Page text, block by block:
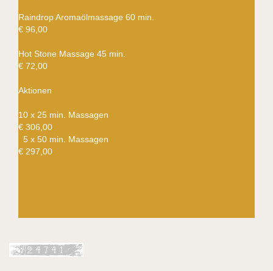
Raindrop Aromaölmassage 60 min.
€ 96,00
Hot Stone Massage 45 min.
€ 72,00
Aktionen
10 x 25 min. Massagen
€ 306,00
5 x 50 min. Massagen
€ 297,00